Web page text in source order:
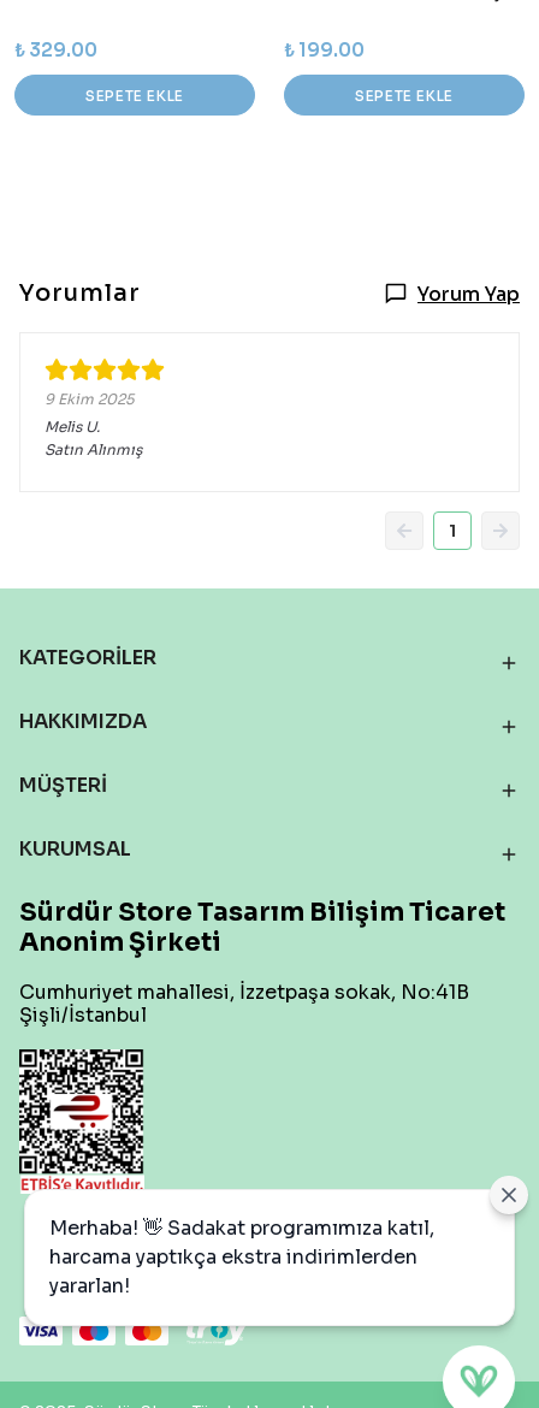
₺ 329.00
SEPETE EKLE
₺ 199.00
SEPETE EKLE
Yorumlar Yorum Yap
9 Ekim 2025
Melis U.
Satın Alınmış
1
KATEGORİLER
HAKKIMIZDA
MÜŞTERİ
KURUMSAL
Sürdür Store Tasarım Bilişim Ticaret
Anonim Şirketi
Cumhuriyet mahallesi, İzzetpaşa sokak, No:41B
Şişli/İstanbul
Merhaba! 👋 Sadakat programımıza katıl,
harcama yaptıkça ekstra indirimlerden
yararlan!